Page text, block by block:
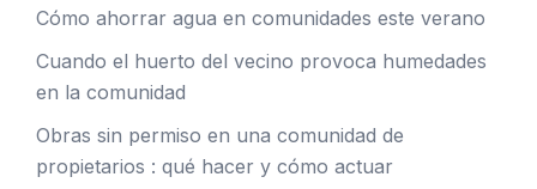
Cómo ahorrar agua en comunidades este verano
Cuando el huerto del vecino provoca humedades
en la comunidad
Obras sin permiso en una comunidad de
propietarios : qué hacer y cómo actuar